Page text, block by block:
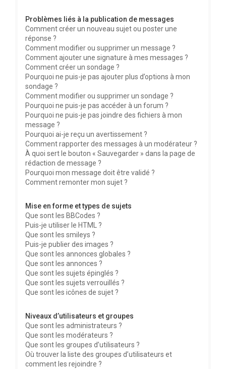
Problèmes liés à la publication de messages
Comment créer un nouveau sujet ou poster une
réponse ?
Comment modifier ou supprimer un message ?
Comment ajouter une signature à mes messages ?
Comment créer un sondage ?
Pourquoi ne puis-je pas ajouter plus d’options à mon
sondage ?
Comment modifier ou supprimer un sondage ?
Pourquoi ne puis-je pas accéder à un forum ?
Pourquoi ne puis-je pas joindre des fichiers à mon
message ?
Pourquoi ai-je reçu un avertissement ?
Comment rapporter des messages à un modérateur ?
À quoi sert le bouton « Sauvegarder » dans la page de
rédaction de message ?
Pourquoi mon message doit être validé ?
Comment remonter mon sujet ?
Mise en forme et types de sujets
Que sont les BBCodes ?
Puis-je utiliser le HTML ?
Que sont les smileys ?
Puis-je publier des images ?
Que sont les annonces globales ?
Que sont les annonces ?
Que sont les sujets épinglés ?
Que sont les sujets verrouillés ?
Que sont les icônes de sujet ?
Niveaux d’utilisateurs et groupes
Que sont les administrateurs ?
Que sont les modérateurs ?
Que sont les groupes d’utilisateurs ?
Où trouver la liste des groupes d’utilisateurs et
comment les rejoindre ?